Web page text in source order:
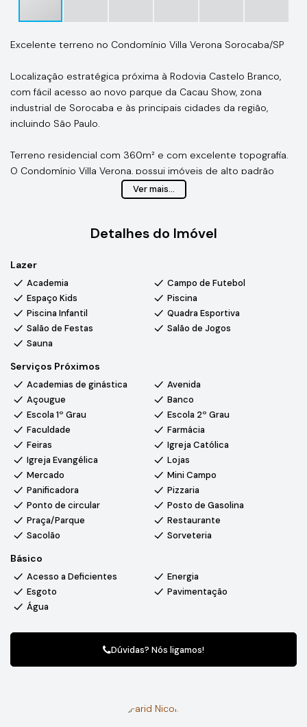
Excelente terreno no Condomínio Villa Verona Sorocaba/SP
Localização estratégica próxima à Rodovia Castelo Branco,
com fácil acesso ao novo parque da Cacau Show, zona
industrial de Sorocaba e às principais cidades da região,
incluindo São Paulo.
Terreno residencial com 360m² e com excelente topografia.
O Condomínio Villa Verona, possui imóveis de alto padrão
oferecendo conforto, lazer e segurança.
festas, salão de jogos, sala de inverno, churrasqueiras, sauna
mini mercado interno, portaria 24h e ronda motorizada.
Entre em contato conosco 1599888-2450 para mais
informações e agende uma visita para conhecer essa incrível
oportunidade!
Ver mais...
Detalhes do Imóvel
Lazer
Academia
Campo de Futebol
Espaço Kids
Piscina
Piscina Infantil
Quadra Esportiva
Salão de Festas
Salão de Jogos
Sauna
Serviços Próximos
Academias de ginástica
Avenida
Açougue
Banco
Escola 1º Grau
Escola 2º Grau
Faculdade
Farmácia
Feiras
Igreja Católica
Igreja Evangélica
Lojas
Mercado
Mini Campo
Panificadora
Pizzaria
Ponto de circular
Posto de Gasolina
Praça/Parque
Restaurante
Sacolão
Sorveteria
Básico
Acesso a Deficientes
Energia
Esgoto
Pavimentação
Água
Dúvidas? Nós ligamos!